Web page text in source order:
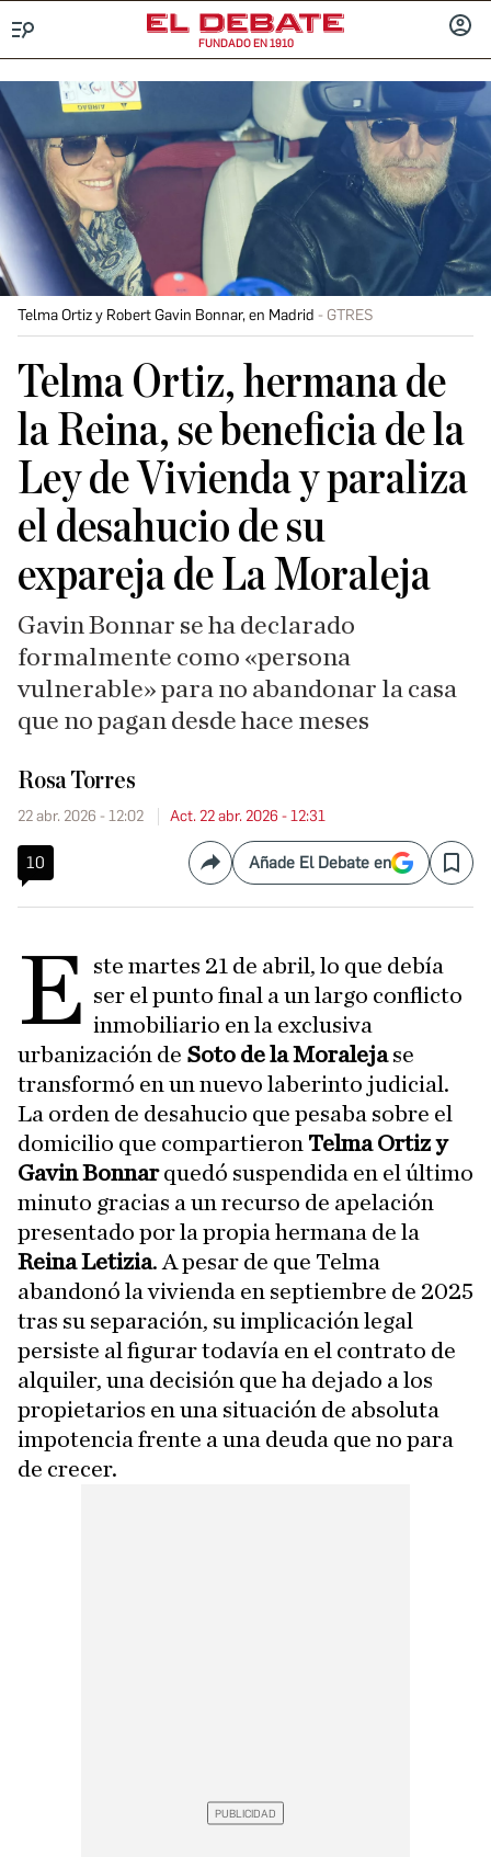
FUNDADO EN 1910
Telma Ortiz y Robert Gavin Bonnar, en Madrid GTRES
Telma Ortiz, hermana de
la Reina, se beneficia de la
Ley de Vivienda y paraliza
el desahucio de su
expareja de La Moraleja
Gavin Bonnar se ha declarado
formalmente como «persona
vulnerable» para no abandonar la casa
que no pagan desde hace meses
Rosa Torres
22 abr. 2026 - 12:02 Act. 22 abr. 2026 - 12:31
10 CompartirAñade El Debate en Save
E ste martes 21 de abril, lo que debía
ser el punto final a un largo conflicto
inmobiliario en la exclusiva
urbanización de Soto de la Moralejase
transformó en un nuevo laberinto judicial.
La orden de desahucio que pesaba sobre el
domicilio que compartieron Telma Ortiz y
Gavin Bonnarquedó suspendida en el último
minuto gracias a un recurso de apelación
presentado por la propia hermana de la
Reina Letizia. A pesar de que Telma
abandonó la vivienda en septiembre de 2025
tras su separación, su implicación legal
persiste al figurar todavía en el contrato de
alquiler, una decisión que ha dejado a los
propietarios en una situación de absoluta
impotencia frente a una deuda que no para
de crecer.